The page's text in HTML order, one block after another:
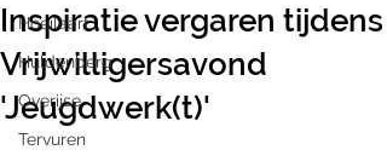
Hoeilaart
Huldenberg
Overijse
Tervuren
Inspiratie vergaren tijdens
Vrijwilligersavond
'Jeugdwerk(t)'